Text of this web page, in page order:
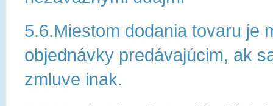
5.6.Miestom dodania tovaru je
objednávky predávajúcim, ak
zmluve inak.